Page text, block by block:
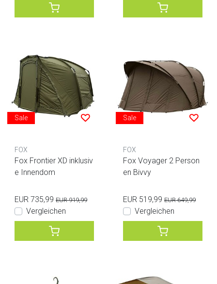
Sale
FOX
Fox Frontier XD inklusiv
e Innendom
EUR 735,99 EUR 919,99
Vergleichen
Sale
FOX
Fox Voyager 2 Person
en Bivvy
EUR 519,99 EUR 649,99
Vergleichen